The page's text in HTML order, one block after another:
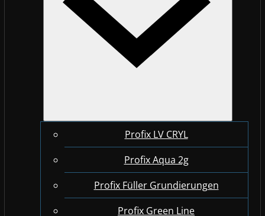
Profix LV CRYL
Profix Aqua 2g
Profix Füller Grundierungen
Profix Green Line